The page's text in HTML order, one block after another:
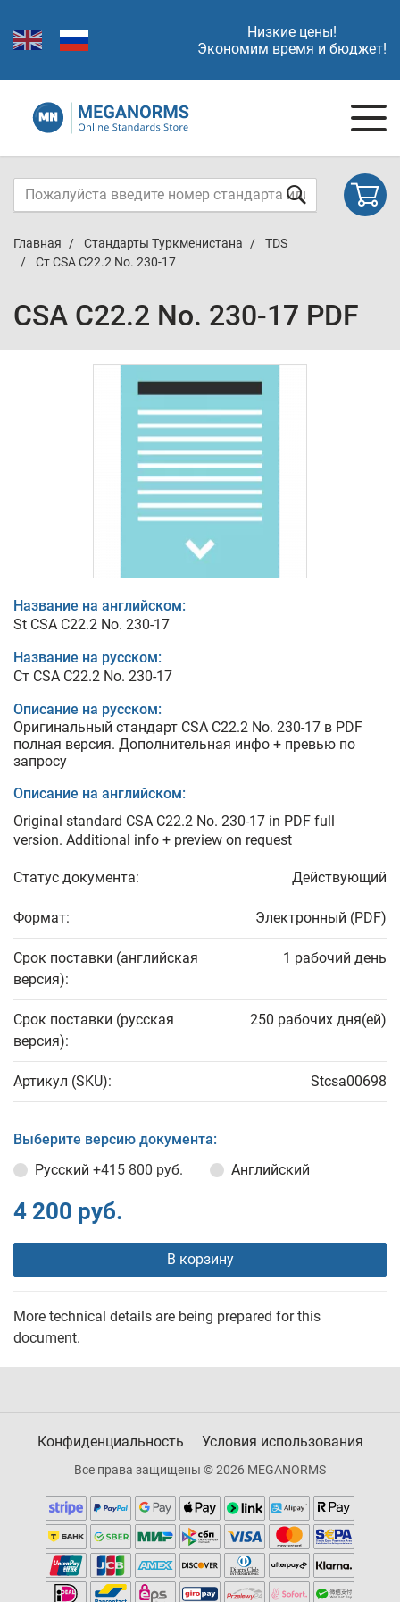
Низкие цены!
Экономим время и бюджет!
Главная Стандарты Туркменистана
TDS
Ст CSA C22.2 No. 230-17
CSA C22.2 No. 230-17 PDF
Название на английском:
St CSA C22.2 No. 230-17
Название на русском:
Ст CSA C22.2 No. 230-17
Описание на русском:
Оригинальный стандарт CSA C22.2 No. 230-17 в PDF
полная версия. Дополнительная инфо + превью по
запросу
Описание на английском:
Original standard CSA C22.2 No. 230-17 in PDF full
version. Additional info + preview on request
Статус документа: Действующий
Формат: Электронный (PDF)
Срок поставки (английская
версия):
1 рабочий день
Срок поставки (русская
версия):
250 рабочих дня(ей)
Артикул (SKU): Stcsa00698
Выберите версию документа:
Русский +415 800 руб. Английский
4 200 руб.
В корзину
More technical details are being prepared for this
document.
Конфиденциальность Условия использования
Все права защищены © 2026 MEGANORMS